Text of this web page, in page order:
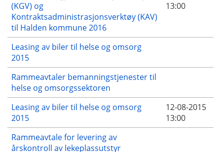
(KGV) og
Kontraktsadministrasjonsverktøy (KAV)
til Halden kommune 2016
13:00
Leasing av biler til helse og omsorg
2015
Rammeavtaler bemanningstjenester til
helse og omsorgssektoren
Leasing av biler til helse og omsorg
2015
12-08-2015
13:00
Rammeavtale for levering av
årskontroll av lekeplassutstyr